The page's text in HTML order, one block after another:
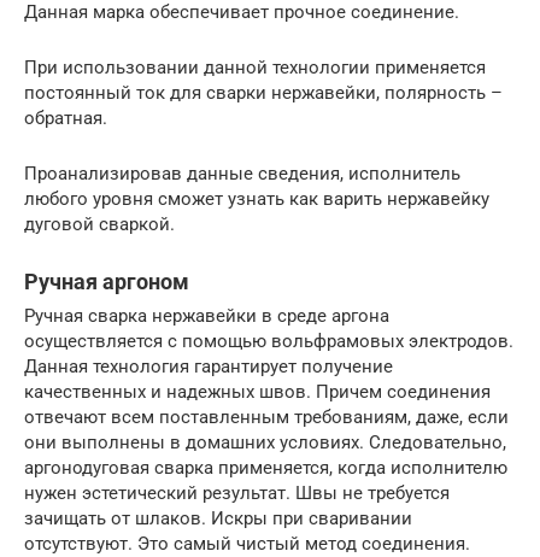
Данная марка обеспечивает прочное соединение.
При использовании данной технологии применяется
постоянный ток для сварки нержавейки, полярность –
обратная.
Проанализировав данные сведения, исполнитель
любого уровня сможет узнать как варить нержавейку
дуговой сваркой.
Ручная аргоном
Ручная сварка нержавейки в среде аргона
осуществляется с помощью вольфрамовых электродов.
Данная технология гарантирует получение
качественных и надежных швов. Причем соединения
отвечают всем поставленным требованиям, даже, если
они выполнены в домашних условиях. Следовательно,
аргонодуговая сварка применяется, когда исполнителю
нужен эстетический результат. Швы не требуется
зачищать от шлаков. Искры при сваривании
отсутствуют. Это самый чистый метод соединения.